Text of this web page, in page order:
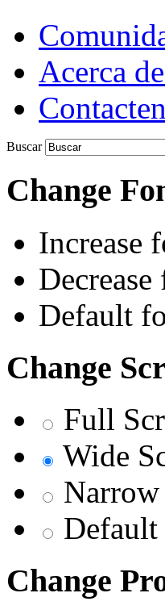
Acerca
Buscar
Change
Increase
Default
Change
Full
Wide
Narrow
Default
Change